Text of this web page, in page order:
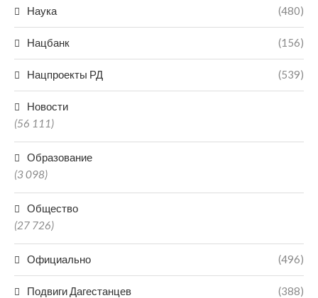
Наука (480)
Нацбанк (156)
Нацпроекты РД (539)
Новости
(56 111)
Образование
(3 098)
Общество
(27 726)
Официально (496)
Подвиги Дагестанцев (388)